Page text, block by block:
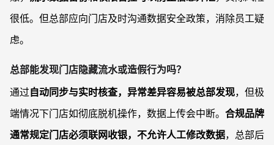
很低。但总部应向门店及时沟通数据安全政策，消除员工疑
虑。
总部能发现门店隐藏流水或造假行为吗？
通过自动同步与实时核查，异常差异容易被总部发现，但极
端情况下门店如彻底脱机操作，数据上传会中断。 合规品牌
通常规定门店必须联网收银，不允许人工修改数据，总部后